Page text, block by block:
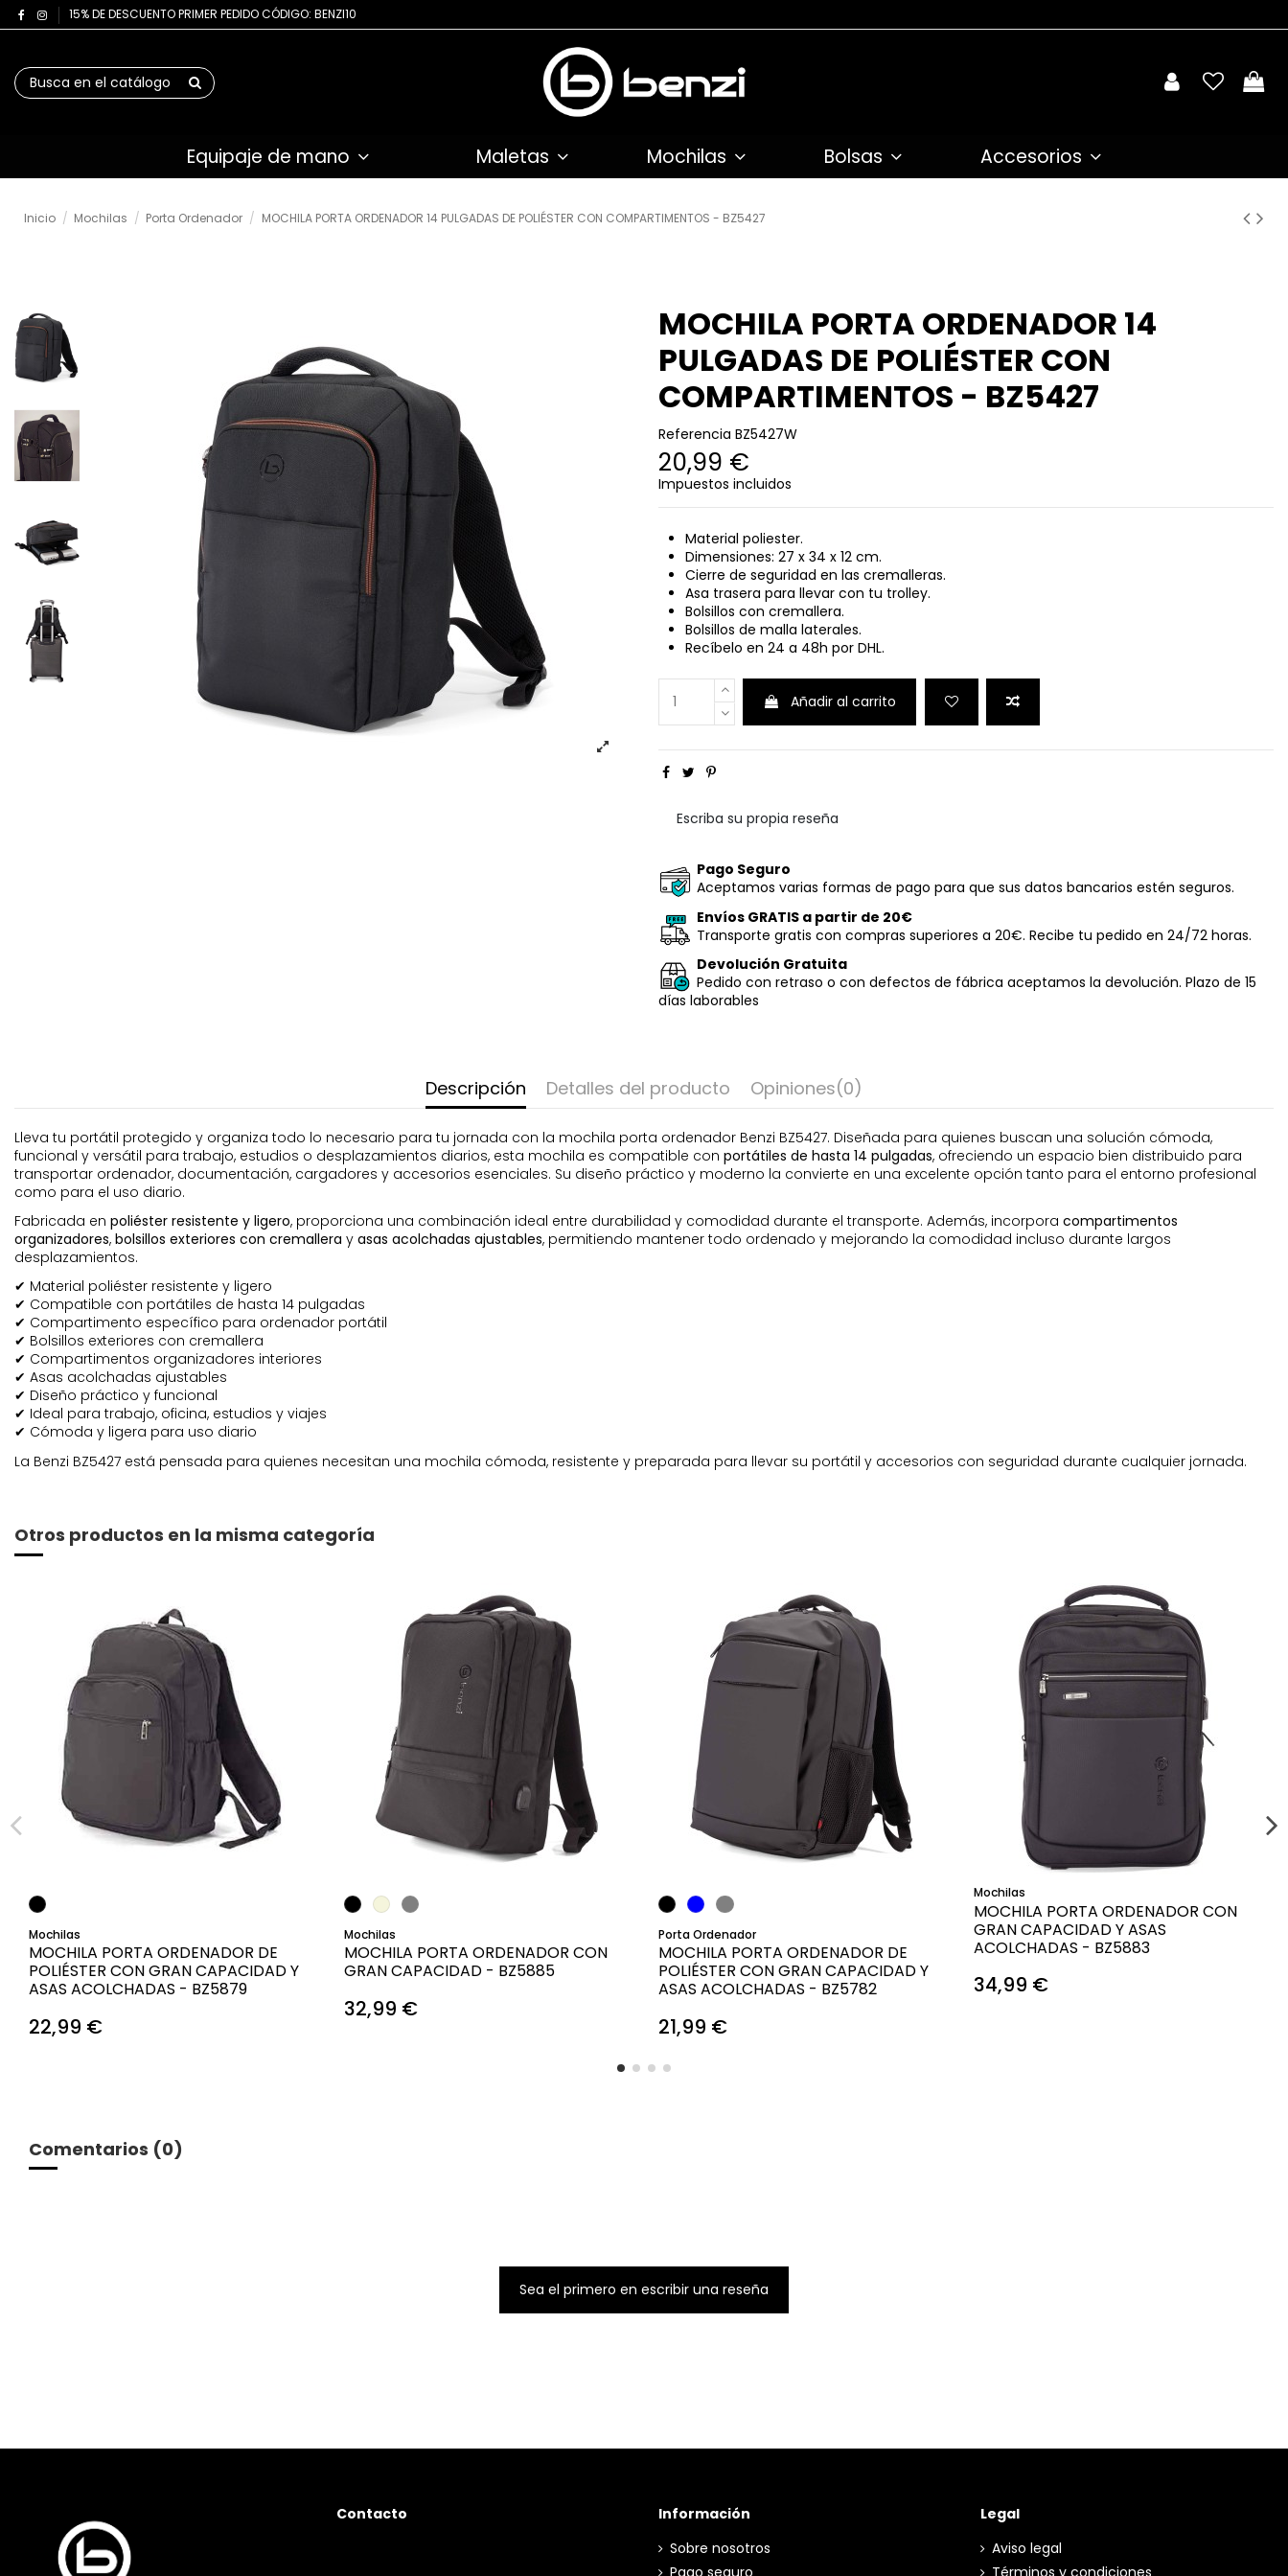
15% DE DESCUENTO PRIMER PEDIDO CÓDIGO: BENZI10
Equipaje de mano Maletas Mochilas Bolsas Accesorios
Inicio Mochilas Porta Ordenador MOCHILA PORTA ORDENADOR 14 PULGADAS DE POLIÉSTER CON COMPARTIMENTOS - BZ5427
MOCHILA PORTA ORDENADOR 14
PULGADAS DE POLIÉSTER CON
COMPARTIMENTOS - BZ5427
Referencia BZ5427W
20,99 €
Impuestos incluidos
Material poliester.
Dimensiones: 27 x 34 x 12 cm.
Cierre de seguridad en las cremalleras.
Asa trasera para llevar con tu trolley.
Bolsillos con cremallera.
Bolsillos de malla laterales.
Recíbelo en 24 a 48h por DHL.
Añadir al carrito
Escriba su propia reseña
Pago Seguro
Aceptamos varias formas de pago para que sus datos bancarios estén seguros.
Envíos GRATIS a partir de 20€
Transporte gratis con compras superiores a 20€. Recibe tu pedido en 24/72 horas.
Devolución Gratuita
Pedido con retraso o con defectos de fábrica aceptamos la devolución. Plazo de 15
días laborables
Descripción Detalles del producto Opiniones(0)
Lleva tu portátil protegido y organiza todo lo necesario para tu jornada con la mochila porta ordenador Benzi BZ5427. Diseñada para quienes buscan una solución cómoda,
funcional y versátil para trabajo, estudios o desplazamientos diarios, esta mochila es compatible con portátiles de hasta 14 pulgadas, ofreciendo un espacio bien distribuido para
transportar ordenador, documentación, cargadores y accesorios esenciales. Su diseño práctico y moderno la convierte en una excelente opción tanto para el entorno profesional
como para el uso diario.
Fabricada en poliéster resistente y ligero, proporciona una combinación ideal entre durabilidad y comodidad durante el transporte. Además, incorpora compartimentos
organizadores, bolsillos exteriores con cremallera y asas acolchadas ajustables, permitiendo mantener todo ordenado y mejorando la comodidad incluso durante largos
desplazamientos.
✔ Material poliéster resistente y ligero
✔ Compatible con portátiles de hasta 14 pulgadas
✔ Compartimento específico para ordenador portátil
✔ Bolsillos exteriores con cremallera
✔ Compartimentos organizadores interiores
✔ Asas acolchadas ajustables
✔ Diseño práctico y funcional
✔ Ideal para trabajo, oficina, estudios y viajes
✔ Cómoda y ligera para uso diario
La Benzi BZ5427 está pensada para quienes necesitan una mochila cómoda, resistente y preparada para llevar su portátil y accesorios con seguridad durante cualquier jornada.
Otros productos en la misma categoría
Mochilas
MOCHILA PORTA ORDENADOR DE
POLIÉSTER CON GRAN CAPACIDAD Y
ASAS ACOLCHADAS - BZ5879
22,99 €
Añadir al carrito
Mochilas
MOCHILA PORTA ORDENADOR CON
GRAN CAPACIDAD - BZ5885
32,99 €
Añadir al carrito
Porta Ordenador
MOCHILA PORTA ORDENADOR DE
POLIÉSTER CON GRAN CAPACIDAD Y
ASAS ACOLCHADAS - BZ5782
21,99 €
Añadir al carrito
Mochilas
MOCHILA PORTA ORDENADOR CON
GRAN CAPACIDAD Y ASAS
ACOLCHADAS - BZ5883
34,99 €
Comentarios (0)
Sea el primero en escribir una reseña
Contacto
Información
Sobre nosotros
Pago seguro
Legal
Aviso legal
Términos y condiciones